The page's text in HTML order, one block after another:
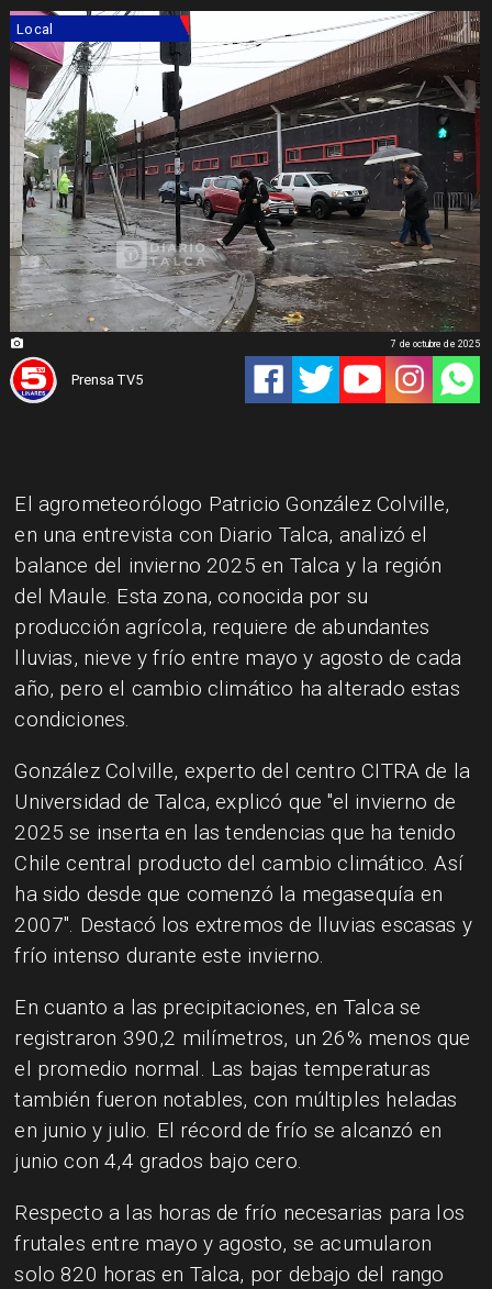
Local
Prensa TV5
7 de octubre de 2025
El agrometeorólogo Patricio González Colville,
en una entrevista con Diario Talca, analizó el
balance del invierno 2025 en Talca y la región
del Maule. Esta zona, conocida por su
producción agrícola, requiere de abundantes
lluvias, nieve y frío entre mayo y agosto de cada
año, pero el cambio climático ha alterado estas
condiciones.
González Colville, experto del centro CITRA de la
Universidad de Talca, explicó que "el invierno de
2025 se inserta en las tendencias que ha tenido
Chile central producto del cambio climático. Así
ha sido desde que comenzó la megasequía en
2007". Destacó los extremos de lluvias escasas y
frío intenso durante este invierno.
En cuanto a las precipitaciones, en Talca se
registraron 390,2 milímetros, un 26% menos que
el promedio normal. Las bajas temperaturas
también fueron notables, con múltiples heladas
en junio y julio. El récord de frío se alcanzó en
junio con 4,4 grados bajo cero.
Respecto a las horas de frío necesarias para los
frutales entre mayo y agosto, se acumularon
solo 820 horas en Talca, por debajo del rango